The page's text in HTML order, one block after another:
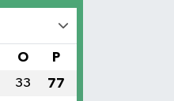
O P
33 77